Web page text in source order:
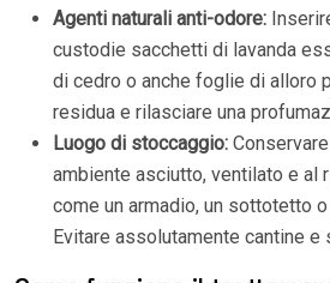
Agenti naturali anti-odore:
custodie sacchetti di lavanda
di cedro o anche foglie di alloro
residua e rilasciare una
Luogo di stoccaggio:
ambiente asciutto, ventilato e al
come un armadio, un sottotetto
Evitare assolutamente cantine e